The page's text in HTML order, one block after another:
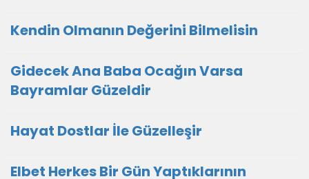
Kendin Olmanın Değerini Bilmelisin
Gidecek Ana Baba Ocağın Varsa
Bayramlar Güzeldir
Hayat Dostlar İle Güzelleşir
Elbet Herkes Bir Gün Yaptıklarının